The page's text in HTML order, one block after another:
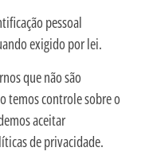
pessoal
exigido por lei.
que não são
temos controle sobre o
aceitar
de privacidade.